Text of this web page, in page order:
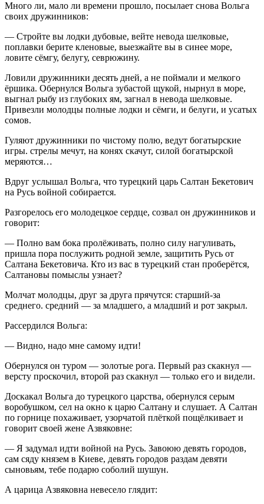
Много ли, мало ли времени прошло, посылает снова Вольга
своих дружинников:
— Стройте вы лодки дубовые, вейте невода шелковые,
поплавки берите кленовые, выезжайте вы в синее море,
ловите сёмгу, белугу, севрюжину.
Ловили дружинники десять дней, а не поймали и мелкого
ёршика. Обернулся Вольга зубастой щукой, нырнул в море,
выгнал рыбу из глубоких ям, загнал в невода шелковые.
Привезли молодцы полные лодки и сёмги, и белуги, и усатых
сомов.
Гуляют дружинники по чистому полю, ведут богатырские
игры. стрелы мечут, на конях скачут, силой богатырской
меряются…
Вдруг услышал Вольга, что турецкий царь Салтан Бекетович
на Русь войной собирается.
Разгорелось его молодецкое сердце, созвал он дружинников и
говорит:
— Полно вам бока пролёживать, полно силу нагуливать,
пришла пора послужить родной земле, защитить Русь от
Салтана Бекетовича. Кто из вас в турецкий стан проберётся,
Салтановы помыслы узнает?
Молчат молодцы, друг за друга прячутся: старший-за
среднего. средний — за младшего, а младший и рот закрыл.
Рассердился Вольга:
— Видно, надо мне самому идти!
Обернулся он туром — золотые рога. Первый раз скакнул —
версту проскочил, второй раз скакнул — только его и видели.
Доскакал Вольга до турецкого царства, обернулся серым
воробушком, сел на окно к царю Салтану и слушает. А Салтан
по горнице похаживает, узорчатой плёткой пощёлкивает и
говорит своей жене Азвяковне:
— Я задумал идти войной на Русь. Завоюю девять городов,
сам сяду князем в Киеве, девять городов раздам девяти
сыновьям, тебе подарю соболий шушун.
А царица Азвяковна невесело глядит: